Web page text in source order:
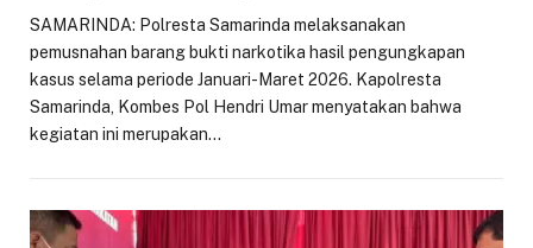
SAMARINDA: Polresta Samarinda melaksanakan
pemusnahan barang bukti narkotika hasil pengungkapan
kasus selama periode Januari-Maret 2026. Kapolresta
Samarinda, Kombes Pol Hendri Umar menyatakan bahwa
kegiatan ini merupakan…